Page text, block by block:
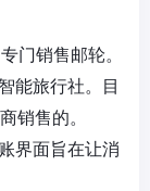
门销售邮轮。
能旅行社。目
销售的。
界面旨在让消